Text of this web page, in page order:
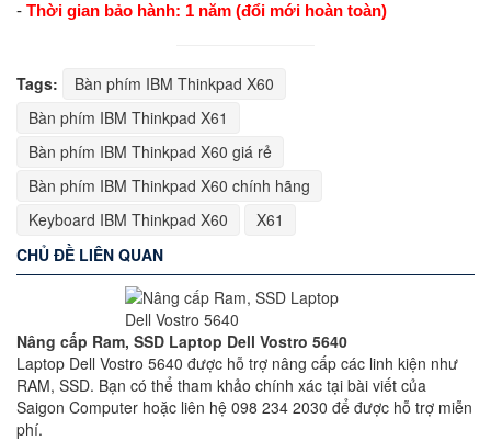
- Thời gian bảo hành: 1 năm (đổi mới hoàn toàn)
Tags:
Bàn phím IBM Thinkpad X60
Bàn phím IBM Thinkpad X61
Bàn phím IBM Thinkpad X60 giá rẻ
Bàn phím IBM Thinkpad X60 chính hãng
Keyboard IBM Thinkpad X60
X61
CHỦ ĐỀ LIÊN QUAN
Nâng cấp Ram, SSD Laptop Dell Vostro 5640
Laptop Dell Vostro 5640 được hỗ trợ nâng cấp các linh kiện như
RAM, SSD. Bạn có thể tham khảo chính xác tại bài viết của
Saigon Computer hoặc liên hệ 098 234 2030 để được hỗ trợ miễn
phí.